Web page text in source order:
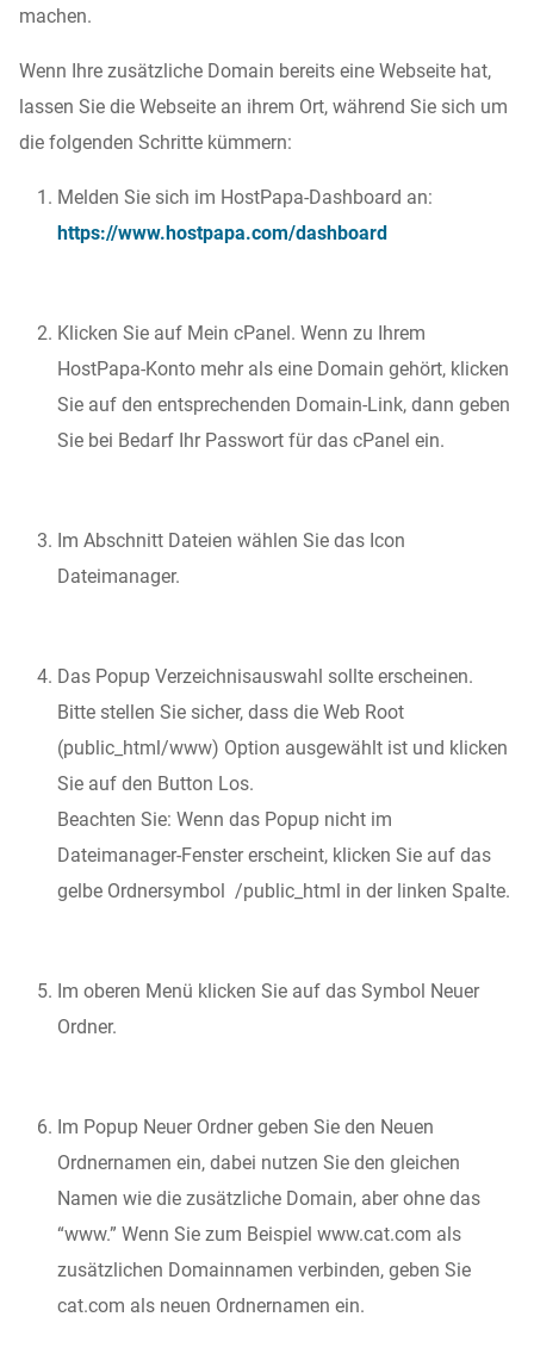
machen.
Wenn Ihre zusätzliche Domain bereits eine Webseite hat,
lassen Sie die Webseite an ihrem Ort, während Sie sich um
die folgenden Schritte kümmern:
Melden Sie sich im HostPapa-Dashboard an:
https://www.hostpapa.com/dashboard
Klicken Sie auf Mein cPanel. Wenn zu Ihrem
HostPapa-Konto mehr als eine Domain gehört, klicken
Sie auf den entsprechenden Domain-Link, dann geben
Sie bei Bedarf Ihr Passwort für das cPanel ein.
Im Abschnitt Dateien wählen Sie das Icon
Dateimanager.
Das Popup Verzeichnisauswahl sollte erscheinen.
Bitte stellen Sie sicher, dass die Web Root
(public_html/www) Option ausgewählt ist und klicken
Sie auf den Button Los.
Beachten Sie: Wenn das Popup nicht im
Dateimanager-Fenster erscheint, klicken Sie auf das
gelbe Ordnersymbol /public_html in der linken Spalte.
Im oberen Menü klicken Sie auf das Symbol Neuer
Ordner.
Im Popup Neuer Ordnergeben Sie den Neuen
Ordnernamen ein, dabei nutzen Sie den gleichen
Namen wie die zusätzliche Domain, aber ohne das
“www.” Wenn Sie zum Beispiel www.cat.com als
zusätzlichen Domainnamen verbinden, geben Sie
cat.com als neuen Ordnernamen ein.